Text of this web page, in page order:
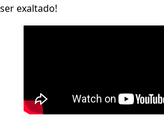
ser exaltado!